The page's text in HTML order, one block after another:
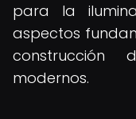
para la
aspectos
construcción
modernos.